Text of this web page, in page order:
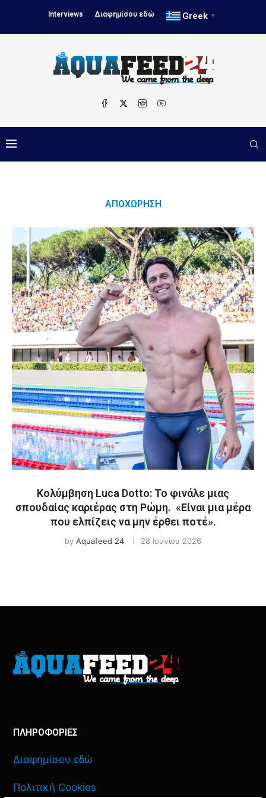
Interviews Διαφημίσου εδώ Greek ▼
ΑΠΟΧΏΡΗΣΗ
Κολύμβηση Luca Dotto: Το φινάλε μιας
σπουδαίας καριέρας στη Ρώμη. «Είναι μια μέρα
που ελπίζεις να μην έρθει ποτέ».
by Aquafeed 24 28 Ιουνίου 2026
ΠΛΗΡΟΦΟΡΙΕΣ
Διαφημίσου εδώ
Πολιτική Cookies